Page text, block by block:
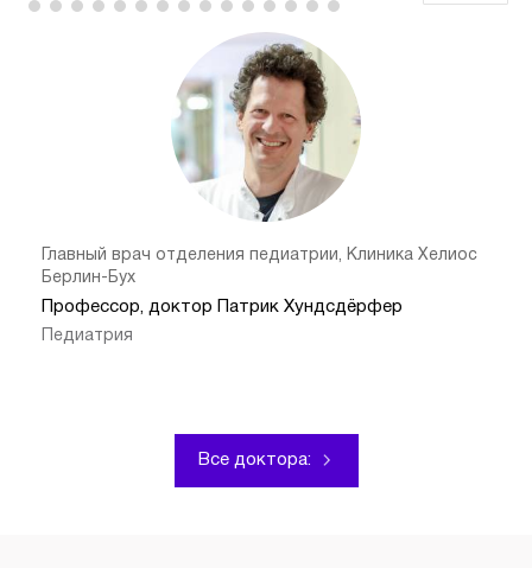
Главный врач отделения педиатрии, Клиника Хелиос
Берлин-Бух
Профессор, доктор Патрик Хундсдёрфер
Педиатрия
Все доктора: